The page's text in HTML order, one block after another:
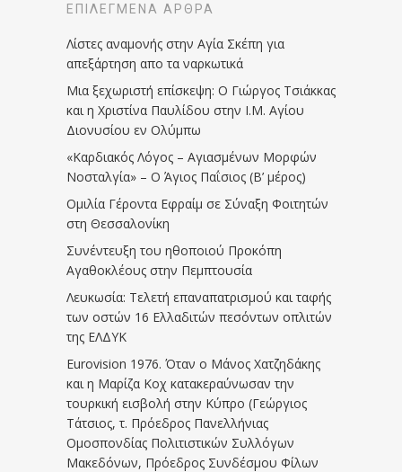
ΕΠΙΛΕΓΜΈΝΑ ΆΡΘΡΑ
Λίστες αναμονής στην Αγία Σκέπη για
απεξάρτηση απο τα ναρκωτικά
Μια ξεχωριστή επίσκεψη: Ο Γιώργος Τσιάκκας
και η Χριστίνα Παυλίδου στην Ι.Μ. Αγίου
Διονυσίου εν Ολύμπω
«Καρδιακός Λόγος – Αγιασμένων Μορφών
Νοσταλγία» – Ο Άγιος Παΐσιος (Β’ μέρος)
Ομιλία Γέροντα Εφραίμ σε Σύναξη Φοιτητών
στη Θεσσαλονίκη
Συνέντευξη του ηθοποιού Προκόπη
Αγαθοκλέους στην Πεμπτουσία
Λευκωσία: Τελετή επαναπατρισμού και ταφής
των οστών 16 Ελλαδιτών πεσόντων οπλιτών
της ΕΛΔΥΚ
Eurovision 1976. Όταν ο Μάνος Χατζηδάκης
και η Μαρίζα Κοχ κατακεραύνωσαν την
τουρκική εισβολή στην Κύπρο (Γεώργιος
Τάτσιος, τ. Πρόεδρος Πανελλήνιας
Ομοσπονδίας Πολιτιστικών Συλλόγων
Μακεδόνων, Πρόεδρος Συνδέσμου Φίλων